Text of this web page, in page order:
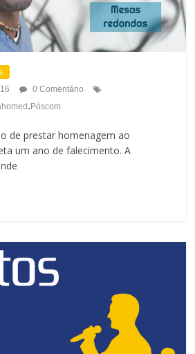
0 Comentário
. Póscom
de prestar homenagem ao
um ano de falecimento. A